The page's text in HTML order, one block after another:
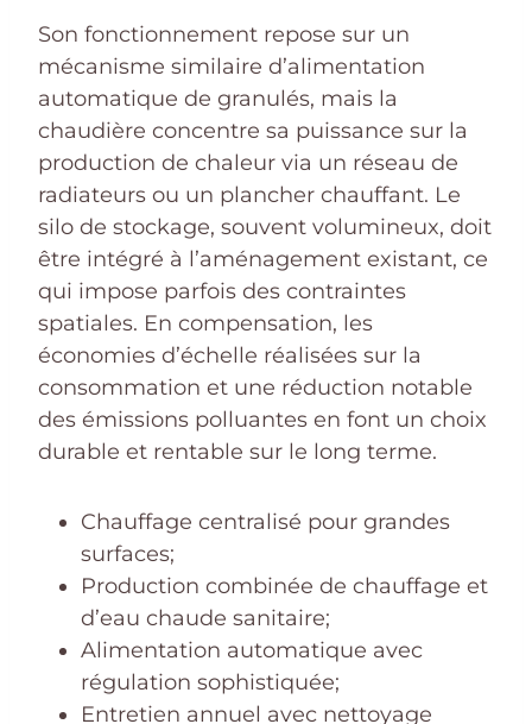
Son fonctionnement repose sur un
mécanisme similaire d’alimentation
automatique de granulés, mais la
chaudière concentre sa puissance sur la
production de chaleur via un réseau de
radiateurs ou un plancher chauffant. Le
silo de stockage, souvent volumineux, doit
être intégré à l’aménagement existant, ce
qui impose parfois des contraintes
spatiales. En compensation, les
économies d’échelle réalisées sur la
consommation et une réduction notable
des émissions polluantes en font un choix
durable et rentable sur le long terme.
Chauffage centralisé pour grandes
surfaces;
Production combinée de chauffage et
d’eau chaude sanitaire;
Alimentation automatique avec
régulation sophistiquée;
Entretien annuel avec nettoyage